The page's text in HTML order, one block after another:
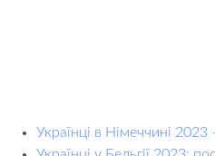
Українці в Німеччині